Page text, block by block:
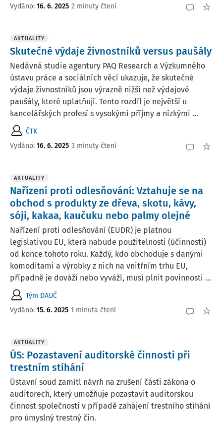
Vydáno: 16. 6. 2025 2 minuty čtení
AKTUALITY
Skutečné výdaje živnostníků versus paušály
Nedávná studie agentury PAQ Research a Výzkumného
ústavu práce a sociálních věcí ukazuje, že skutečné
výdaje živnostníků jsou výrazně nižší než výdajové
paušály, které uplatňují. Tento rozdíl je největší u
kancelářských profesí s vysokými příjmy a nízkými ...
ČTK
Vydáno: 16. 6. 2025 3 minuty čtení
AKTUALITY
Nařízení proti odlesňování: Vztahuje se na
obchod s produkty ze dřeva, skotu, kávy,
sóji, kakaa, kaučuku nebo palmy olejné
Nařízení proti odlesňování (EUDR) je platnou
legislativou EU, která nabude použitelnosti (účinnosti)
od konce tohoto roku. Každý, kdo obchoduje s danými
komoditami a výrobky z nich na vnitřním trhu EU,
případně je dováží nebo vyváží, musí plnit povinnosti ...
Tým DAUČ
Vydáno: 15. 6. 2025 1 minuta čtení
AKTUALITY
ÚS: Pozastavení auditorské činnosti při
trestním stíhání
Ústavní soud zamítl návrh na zrušení části zákona o
auditorech, který umožňuje pozastavit auditorskou
činnost společnosti v případě zahájení trestního stíhání
pro úmyslný trestný čin.